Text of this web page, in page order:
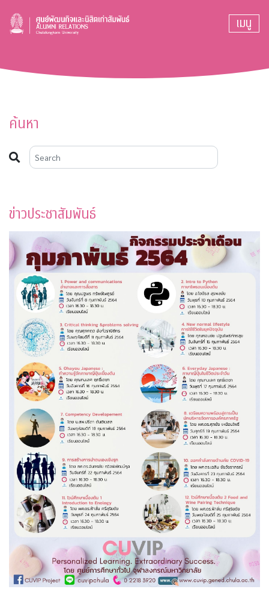
เมนู
ค้นหา
ข่าวประชาสัมพันธ์